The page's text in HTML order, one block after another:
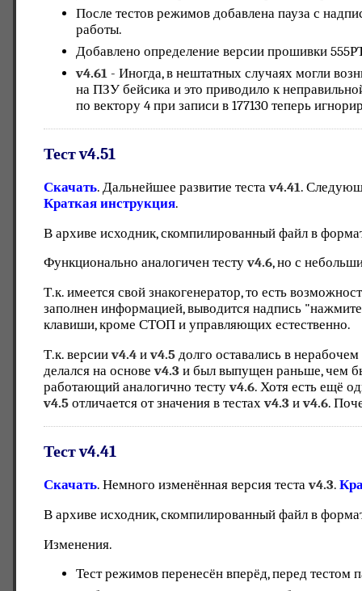
После тестов режимов добавлена пауза с
работы.
Добавлено определение версии прошивки
v4.61 - Иногда, в нештатных случаях могли
на ПЗУ бейсика и это приводило к
по вектору 4 при записи в 177130 теперь
Тест v4.51
Скачать. Дальнейшее развитие тестаv4.41.
Краткая инструкция.
В архиве исходник, скомпилированный файл в
Функционально аналогичен тестуv4.6, но с
Т.к. имеется свой знакогенератор, то есть
заполнен информацией, выводится надпись
клавиши, кроме СТОП и управляющих естественно.
Т.к. версииv4.4 иv4.5 долго оставались в
делался на основеv4.3 и был выпущен раньше, чем
работающий аналогично тестуv4.6. Хотя есть ещё
v4.5 отличается от значения в тестахv4.3 иv4.6.
Тест v4.41
Скачать. Немного изменённая версия тестаv4.3.
В архиве исходник, скомпилированный файл в
Изменения.
Тест режимов перенесён вперёд, перед тестом